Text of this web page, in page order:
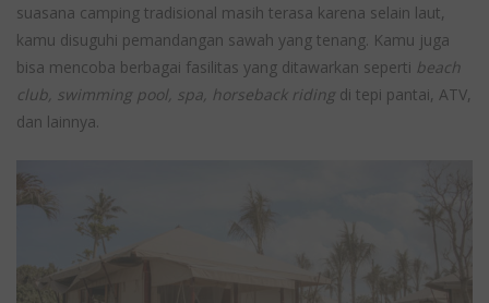
suasana camping tradisional masih terasa karena selain laut,
kamu disuguhi pemandangan sawah yang tenang. Kamu juga
bisa mencoba berbagai fasilitas yang ditawarkan seperti beach
club, swimming pool, spa, horseback riding di tepi pantai, ATV,
dan lainnya.